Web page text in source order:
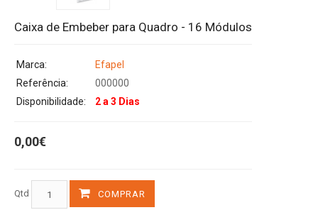
Caixa de Embeber para Quadro - 16 Módulos
Marca:
Efapel
Referência:
000000
Disponibilidade:
2 a 3 Dias
0,00€
Qtd COMPRAR